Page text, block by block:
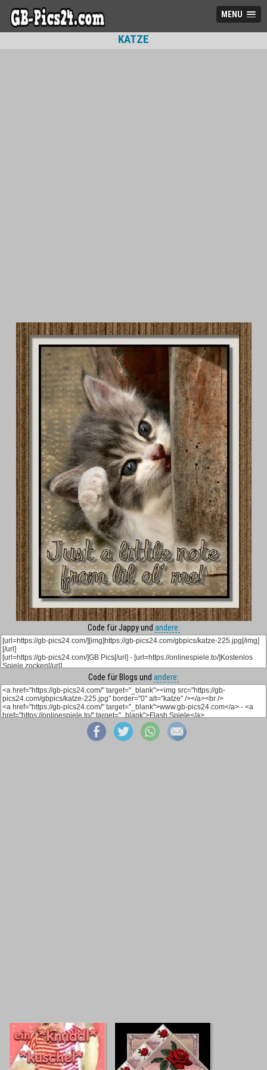
MENU
KATZE
Code für Jappy und andere:
Code für Blogs und andere: